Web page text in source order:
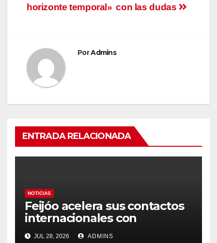
con las dudas
horizonte temporal»
PorAdmins
ENTRADA RELACIONADA
NOTICIAS
Feijóo acelera sus contactos
internacionales con
Latinoamérica como socio
JUL 28, 2026 ADMINS